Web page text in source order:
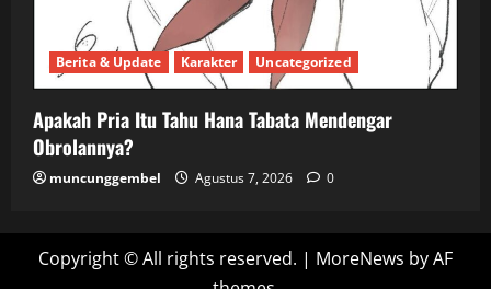
Berita & Update Karakter Uncategorized
Apakah Pria Itu Tahu Hana Tabata Mendengar
Obrolannya?
muncunggembel Agustus 7, 2026 0
Copyright © All rights reserved. | MoreNews by AF